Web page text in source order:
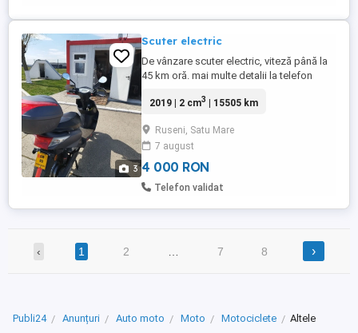
3
Scuter electric
De vânzare scuter electric, viteză până la
45 km oră. mai multe detalii la telefon
2019 | 2 cm3 | 15505 km
Ruseni, Satu Mare
7 august
4 000 RON
Telefon validat
‹ 1 2 7 8 ›
Publi24 Anunțuri Auto moto Moto Motociclete Altele